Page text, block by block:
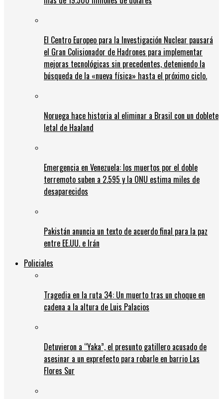
El Centro Europeo para la Investigación Nuclear pausará
el Gran Colisionador de Hadrones para implementar
mejoras tecnológicas sin precedentes, deteniendo la
búsqueda de la «nueva física» hasta el próximo ciclo.
Noruega hace historia al eliminar a Brasil con un doblete
letal de Haaland
Emergencia en Venezuela: los muertos por el doble
terremoto suben a 2.595 y la ONU estima miles de
desaparecidos
Pakistán anuncia un texto de acuerdo final para la paz
entre EE.UU. e Irán
Policiales
Tragedia en la ruta 34: Un muerto tras un choque en
cadena a la altura de Luis Palacios
Detuvieron a “Yaka”, el presunto gatillero acusado de
asesinar a un exprefecto para robarle en barrio Las
Flores Sur